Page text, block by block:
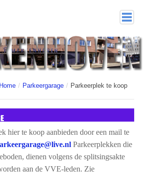
van politie.nl)
Home / Parkeergarage / Parkeerplek te koop
hier te koop aanbieden door een mail te
Parkeerplekken die
dienen volgens de splitsingsakte
aan de VVE-leden. Zie